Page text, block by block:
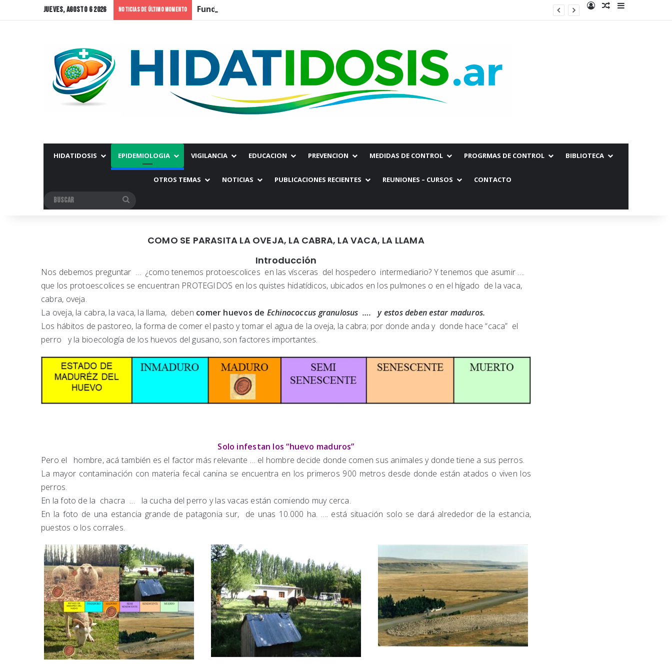
jueves, agosto 6 2026 Noticias de Último Momento
HIDATIDOSIS EPIDEMIOLOGIA VIGILANCIA EDUCACION PREVENCION MEDIDAS DE CONTROL PROGRMAS DE CONTROL BIBLIOTECA
OTROS TEMAS NOTICIAS PUBLICACIONES RECIENTES REUNIONES – CURSOS CONTACTO
COMO SE PARASITA LA OVEJA, LA CABRA, LA VACA, LA LLAMA
Introducción
Nos debemos preguntar … ¿como tenemos protoescolices en las vísceras del hospedero intermediario? Y tenemos que asumir ….
que los protoescolices se encuentran PROTEGIDOS en los quistes hidatídicos, ubicados en los pulmones o en el hígado de la vaca,
cabra, oveja.
La oveja, la cabra, la vaca, la llama, deben comer huevos de Echinococcus granulosus …. y estos deben estar maduros.
Los hábitos de pastoreo, la forma de comer el pasto y tomar el agua de la oveja, la cabra; por donde anda y donde hace “caca” el
perro y la bioecología de los huevos del gusano, son factores importantes.
Solo infestan los “huevo maduros”
Pero el hombre, acá también es el factor más relevante … el hombre decide donde comen sus animales y donde tiene a sus perros.
La mayor contaminación con materia fecal canina se encuentra en los primeros 900 metros desde donde están atados o viven los
perros.
En la foto de la chacra … la cucha del perro y las vacas están comiendo muy cerca.
En la foto de una estancia grande de patagonia sur, de unas 10.000 ha. …. está situación solo se dará alrededor de la estancia,
puestos o los corrales.